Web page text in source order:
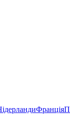
Франція